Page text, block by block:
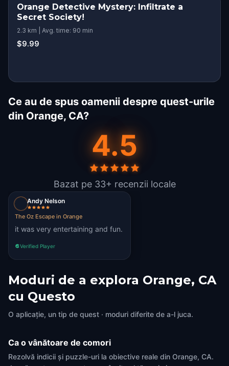
Orange Detective Mystery: Infiltrate a
Secret Society!
2.3 km | Avg. time: 90 min
$9.99
Ce au de spus oamenii despre quest-urile
din Orange, CA?
4.5
Bazat pe 33+ recenzii locale
Andy Nelson
The Oz Escape in Orange
it was very entertaining and fun.
Verified Player
Moduri de a explora Orange, CA
cu Questo
O aplicație, un tip de quest · moduri diferite de a-l juca.
Ca o vânătoare de comori
Rezolvă indicii și puzzle-uri la obiective reale din Orange, CA.